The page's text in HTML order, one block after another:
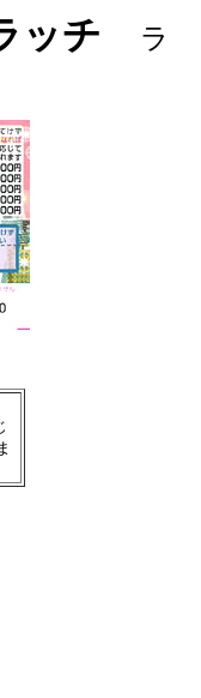
ッチ
ラ